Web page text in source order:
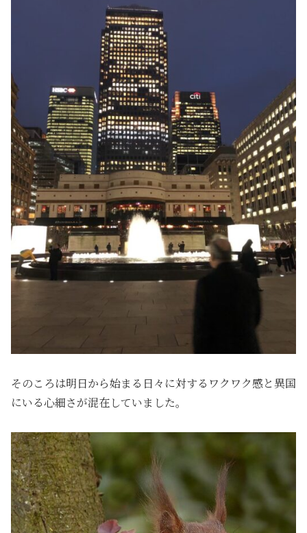
そのころは明日から始まる日々に対するワクワク感と異国
にいる心細さが混在していました。